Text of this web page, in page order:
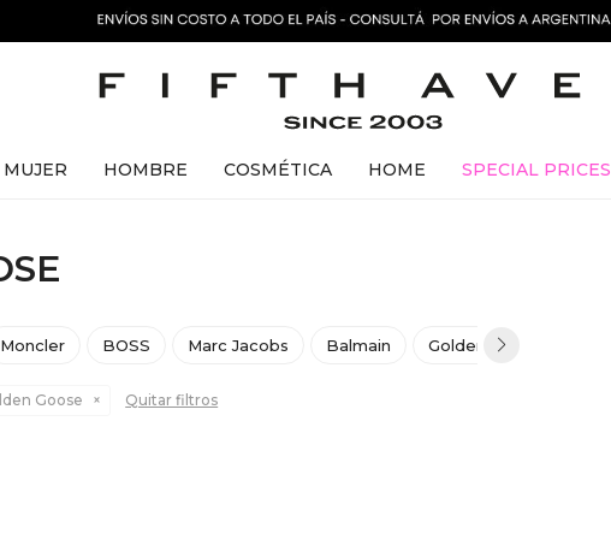
MUJER HOMBRE COSMÉTICA HOME SPECIAL PRICES
Moncler BOSS Marc Jacobs Balmain Golden Goose
Goose Quitar filtros